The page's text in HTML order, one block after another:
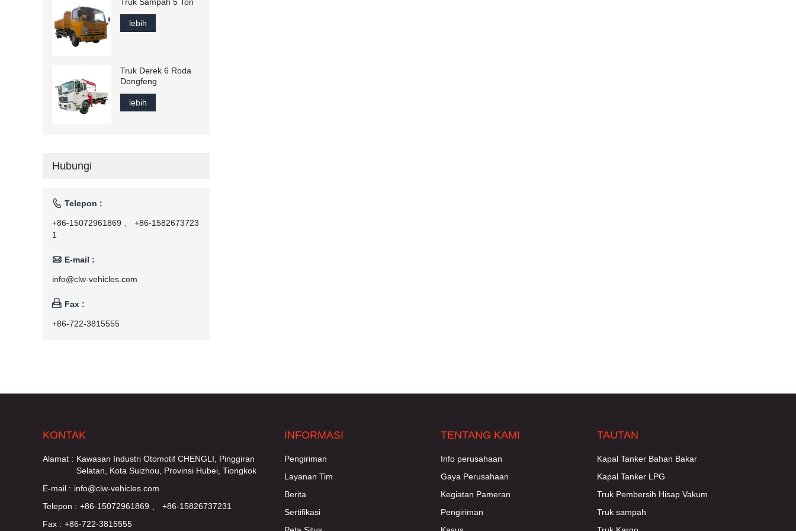
lebih
Truk Derek 6 Roda
Dongfeng
lebih
Hubungi
 Telepon :
+86-15072961869 、 +86-1582673723
1
 E-mail :
info@clw-vehicles.com
 Fax :
+86-722-3815555
KONTAK
Alamat : Kawasan Industri Otomotif CHENGLI, Pinggiran
Selatan, Kota Suizhou, Provinsi Hubei, Tiongkok
E-mail : info@clw-vehicles.com
Telepon : +86-15072961869 、 +86-15826737231
Fax : +86-722-3815555
INFORMASI
Pengiriman
Layanan Tim
Berita
Sertifikasi
TENTANG KAMI
Info perusahaan
Gaya Perusahaan
Kegiatan Pameran
Pengiriman
TAUTAN
Kapal Tanker Bahan Bakar
Kapal Tanker LPG
Truk Pembersih Hisap Vakum
Truk sampah